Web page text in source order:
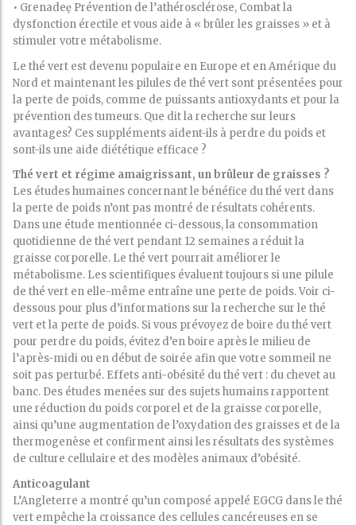
• Grenadeẹ Prévention de l’athérosclérose, Combat la
dysfonction érectile et vous aide à « brûler les graisses » et à
stimuler votre métabolisme.
Le thé vert est devenu populaire en Europe et en Amérique du
Nord et maintenant les pilules de thé vert sont présentées pour
la perte de poids, comme de puissants antioxydants et pour la
prévention des tumeurs. Que dit la recherche sur leurs
avantages? Ces suppléments aident-ils à perdre du poids et
sont-ils une aide diététique efficace ?
Thé vert et régime amaigrissant, un brûleur de graisses ?
Les études humaines concernant le bénéfice du thé vert dans
la perte de poids n’ont pas montré de résultats cohérents.
Dans une étude mentionnée ci-dessous, la consommation
quotidienne de thé vert pendant 12 semaines a réduit la
graisse corporelle. Le thé vert pourrait améliorer le
métabolisme. Les scientifiques évaluent toujours si une pilule
de thé vert en elle-même entraîne une perte de poids. Voir ci-
dessous pour plus d’informations sur la recherche sur le thé
vert et la perte de poids. Si vous prévoyez de boire du thé vert
pour perdre du poids, évitez d’en boire après le milieu de
l’après-midi ou en début de soirée afin que votre sommeil ne
soit pas perturbé. Effets anti-obésité du thé vert : du chevet au
banc. Des études menées sur des sujets humains rapportent
une réduction du poids corporel et de la graisse corporelle,
ainsi qu’une augmentation de l’oxydation des graisses et de la
thermogenèse et confirment ainsi les résultats des systèmes
de culture cellulaire et des modèles animaux d’obésité.
Anticoagulant
L’Angleterre a montré qu’un composé appelé EGCG dans le thé
vert empêche la croissance des cellules cancéreuses en se